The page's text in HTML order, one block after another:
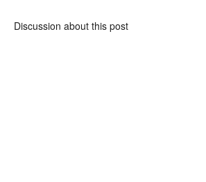
Discussion about this post